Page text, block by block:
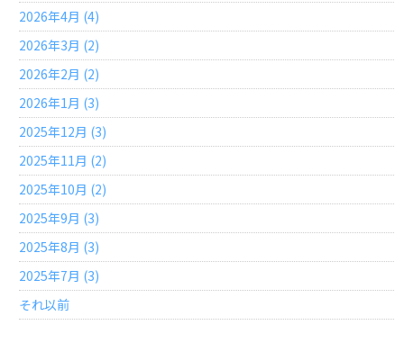
2026年4月 (4)
2026年3月 (2)
2026年2月 (2)
2026年1月 (3)
2025年12月 (3)
2025年11月 (2)
2025年10月 (2)
2025年9月 (3)
2025年8月 (3)
2025年7月 (3)
それ以前